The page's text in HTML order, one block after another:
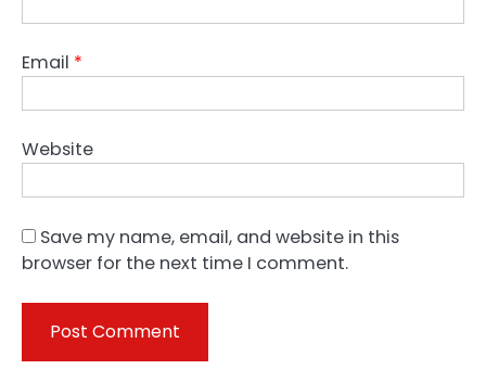
Email *
Website
Save my name, email, and website in this
browser for the next time I comment.